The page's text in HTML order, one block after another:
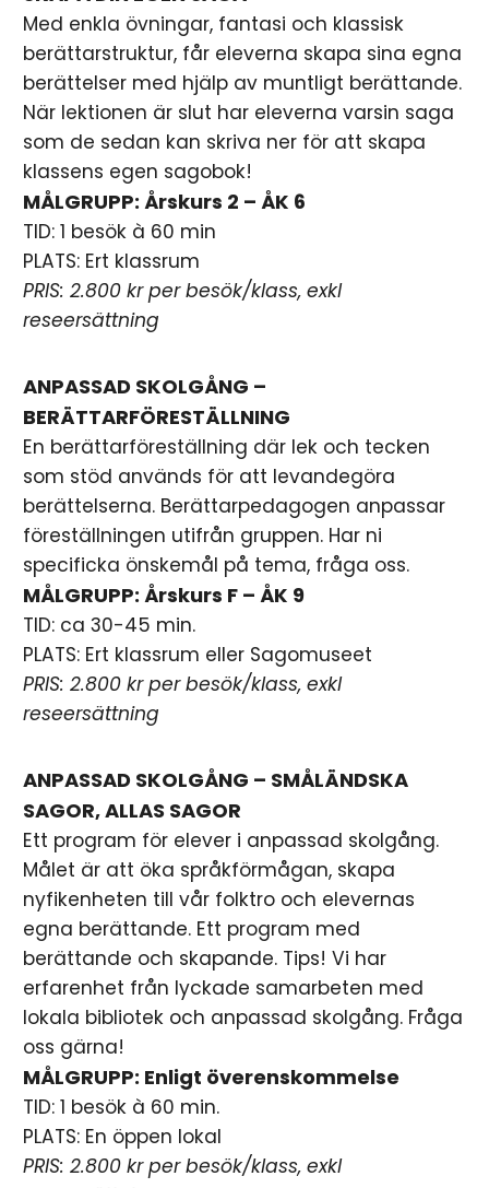
Med enkla övningar, fantasi och klassisk
berättarstruktur, får eleverna skapa sina egna
berättelser med hjälp av muntligt berättande.
När lektionen är slut har eleverna varsin saga
som de sedan kan skriva ner för att skapa
klassens egen sagobok!
MÅLGRUPP: Årskurs 2 – ÅK 6
TID: 1 besök à 60 min
PLATS: Ert klassrum
PRIS: 2.800 kr per besök/klass, exkl
reseersättning
ANPASSAD SKOLGÅNG –
BERÄTTARFÖRESTÄLLNING
En berättarföreställning där lek och tecken
som stöd används för att levandegöra
berättelserna. Berättarpedagogen anpassar
föreställningen utifrån gruppen. Har ni
specificka önskemål på tema, fråga oss.
MÅLGRUPP: Årskurs F – ÅK 9
TID: ca 30-45 min.
PLATS: Ert klassrum eller Sagomuseet
PRIS: 2.800 kr per besök/klass, exkl
reseersättning
ANPASSAD SKOLGÅNG – SMÅLÄNDSKA
SAGOR, ALLAS SAGOR
Ett program för elever i anpassad skolgång.
Målet är att öka språkförmågan, skapa
nyfikenheten till vår folktro och elevernas
egna berättande. Ett program med
berättande och skapande. Tips! Vi har
erfarenhet från lyckade samarbeten med
lokala bibliotek och anpassad skolgång. Fråga
oss gärna!
MÅLGRUPP: Enligt överenskommelse
TID: 1 besök à 60 min.
PLATS: En öppen lokal
PRIS: 2.800 kr per besök/klass, exkl